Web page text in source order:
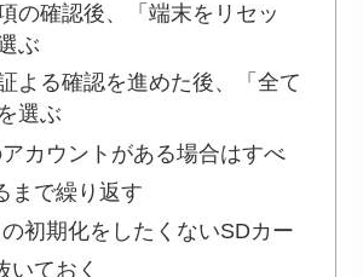
の確認後、「端末をリセッ
ぶ
よる確認を進めた後、「全て
選ぶ
カウントがある場合はすべ
まで繰り返す
初期化をしたくないSDカー
いておく